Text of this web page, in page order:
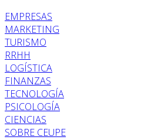
EMPRESAS
MARKETING
TURISMO
RRHH
LOGÍSTICA
FINANZAS
TECNOLOGÍA
PSICOLOGÍA
CIENCIAS
SOBRE CEUPE